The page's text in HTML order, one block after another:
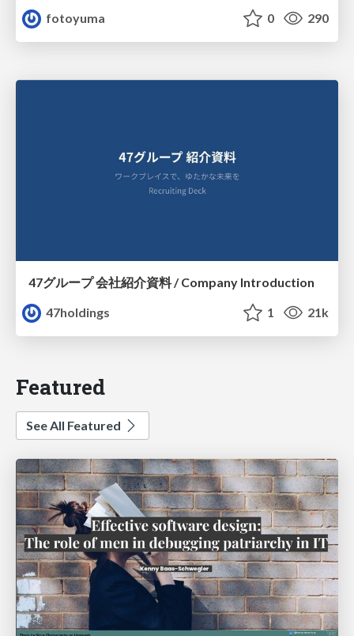
fotoyuma
0 290
47グループ 会社紹介資料 / Company Introduction
47holdings
1 21k
Featured
See All Featured